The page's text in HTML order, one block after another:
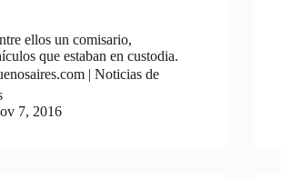
ellos un comisario,
que estaban en custodia.
| Noticias de
7, 2016